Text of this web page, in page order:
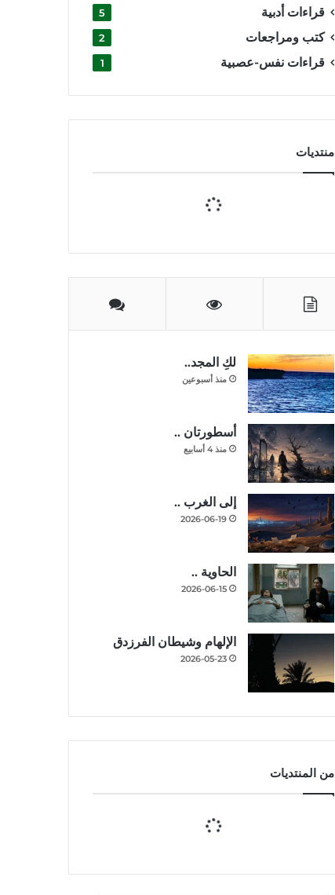
قراءات أدبية 5
كتب ومراجعات 2
قراءات نفس-عصبية 1
منتديات
لكِ المجد..
منذ أسبوعين
أسطورتان ..
منذ 4 أسابيع
إلى الغرب ..
2026-06-19
الحاوية ..
2026-06-15
الإلهام وشيطان الفرزدق
2026-05-23
من المنتديات